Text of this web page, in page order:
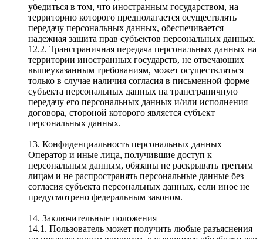
убедиться в том, что иностранным государством, на
территорию которого предполагается осуществлять
передачу персональных данных, обеспечивается
надежная защита прав субъектов персональных данных.
12.2. Трансграничная передача персональных данных на
территории иностранных государств, не отвечающих
вышеуказанным требованиям, может осуществляться
только в случае наличия согласия в письменной форме
субъекта персональных данных на трансграничную
передачу его персональных данных и/или исполнения
договора, стороной которого является субъект
персональных данных.
13. Конфиденциальность персональных данных
Оператор и иные лица, получившие доступ к
персональным данным, обязаны не раскрывать третьим
лицам и не распространять персональные данные без
согласия субъекта персональных данных, если иное не
предусмотрено федеральным законом.
14. Заключительные положения
14.1. Пользователь может получить любые разъяснения